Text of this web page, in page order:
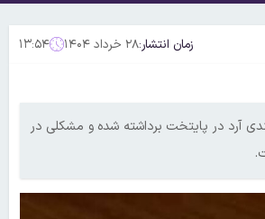
زمان انتشار:۲۸ خرداد ۱۴۰۴ ۱۳:۵۴
آرد در پایتخت برداشته شده و مشکلی در